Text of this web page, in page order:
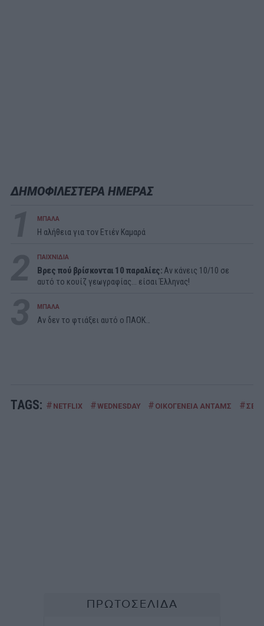
ΔΗΜΟΦΙΛΕΣΤΕΡΑ ΗΜΕΡΑΣ
ΜΠΑΛΑ
Η αλήθεια για τον Ετιέν Καμαρά
ΠΑΙΧΝΙΔΙΑ
Βρες πού βρίσκονται 10 παραλίες: Αν κάνεις 10/10 σε
αυτό το κουίζ γεωγραφίας... είσαι Έλληνας!
ΜΠΑΛΑ
Αν δεν το φτιάξει αυτό ο ΠΑΟΚ…
TAGS: # NETFLIX #WEDNESDAY # ΟΙΚΟΓΕΝΕΙΑ ΑΝΤΑΜΣ #